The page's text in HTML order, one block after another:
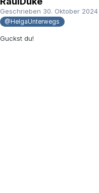
Geschrieben 30. Oktober 2024
@HelgaUnterwegs
Guckst du!